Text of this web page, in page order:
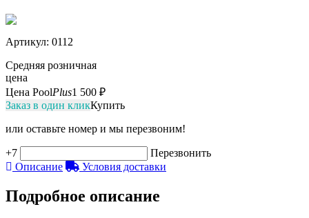
Артикул: 0112
Средняя розничная
цена
Цена PoolPlus1 500 ₽
Заказ в один кликКупить
или оставьте номер и мы перезвоним!
+7
Перезвонить
Описание
Условия доставки
Подробное описание